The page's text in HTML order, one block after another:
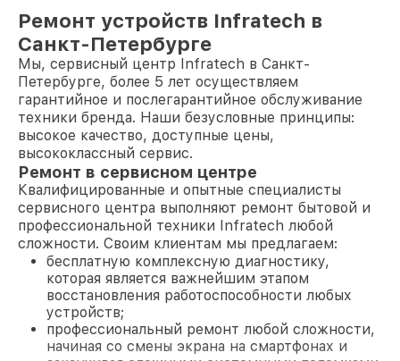
Ремонт устройств Infratech в
Санкт-Петербурге
Мы, сервисный центр Infratech в Санкт-
Петербурге, более 5 лет осуществляем
гарантийное и послегарантийное обслуживание
техники бренда. Наши безусловные принципы:
высокое качество, доступные цены,
высококлассный сервис.
Ремонт в сервисном центре
Квалифицированные и опытные специалисты
сервисного центра выполняют ремонт бытовой и
профессиональной техники Infratech любой
сложности. Своим клиентам мы предлагаем:
бесплатную комплексную диагностику,
которая является важнейшим этапом
восстановления работоспособности любых
устройств;
профессиональный ремонт любой сложности,
начиная со смены экрана на смартфонах и